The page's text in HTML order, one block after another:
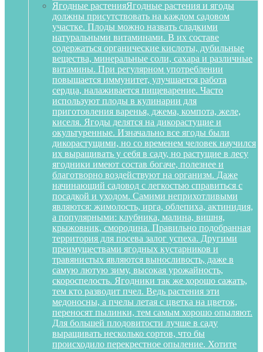
Ягодные растенияЯгодные растения и ягоды
должны присутствовать на каждом садовом
участке. Плоды можно назвать сладкими
натуральными витаминами. В их составе
содержаться органические кислоты, дубильные
вещества, минеральные соли, сахара и различные
витамины. При регулярном употреблении
повышается иммунитет, улучшается работа
сердца, налаживается пищеварение. Часто
используют плоды в кулинарии для
приготовления варенья, джема, компота, желе,
киселя. Ягоды делятся на дикорастущие и
окультуренные. Изначально все ягоды были
дикорастущими, но со временем человек научился
их выращивать у себя в саду, но растущие в лесу
ягодники имеют состав богаче, полезнее и
благотворно воздействуют на организм. Даже
начинающий садовод с легкостью справиться с
посадкой и уходом. Самими неприхотливыми
являются: жимолость, ирга, облепиха, актинидия,
а популярными: клубника, малина, вишня,
крыжовник, смородина. Правильно подобранная
территория для посева залог успеха. Другими
преимуществами ягодных кустарников и
травянистых являются выносливость, даже в
самую лютую зиму, высокая урожайность,
скороспелость. Ягодники так же хорошо сажать,
тем кто разводит пчел. Ведь растения эти
медоносны, а пчелы летая с цветка на цветок,
переносят пылинки, тем самым хорошо опыляют.
Для большей плодовитости лучше в саду
выращивать несколько сортов, что бы
происходило перекрестное опыление. Хотите